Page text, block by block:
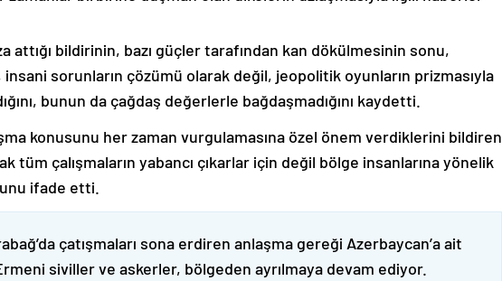
attığı bildirinin, bazı güçler tarafından kan dökülmesinin sonu,
insani sorunların çözümü olarak değil, jeopolitik oyunların prizmasıyla
bunun da çağdaş değerlerle bağdaşmadığını kaydetti.
konusunu her zaman vurgulamasına özel önem verdiklerini bildiren
tüm çalışmaların yabancı çıkarlar için değil bölge insanlarına yönelik
ifade etti.
çatışmaları sona erdiren anlaşma gereği Azerbaycan’a ait
siviller ve askerler, bölgeden ayrılmaya devam ediyor.